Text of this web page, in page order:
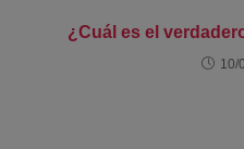
¿Cuál es el
10/